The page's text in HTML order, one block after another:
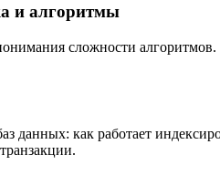
и алгоритмы
сложности
данных: как работает